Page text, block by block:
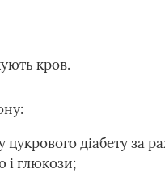
кров.
діабету за
і глюкози;